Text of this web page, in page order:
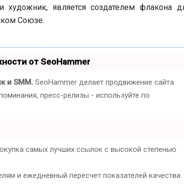
художник, является создателем флакона
Союзе.
от SeoHammer
и SMM. SeoHammer делает продвижение сайта
пресс-релизы - используйте по
самых лучших ссылок с высокой степенью
и ежедневный пересчет показателей качества